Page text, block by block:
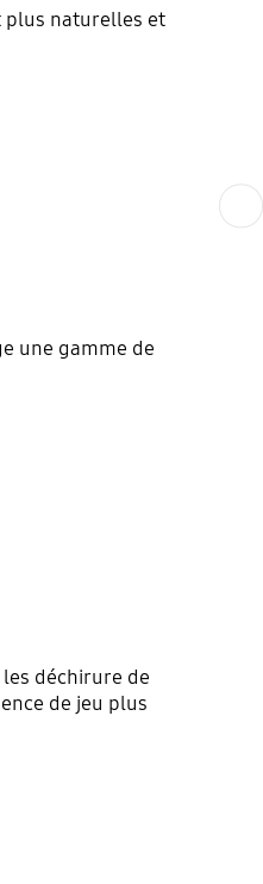
plus naturelles et
une gamme de
déchirure de
de jeu plus